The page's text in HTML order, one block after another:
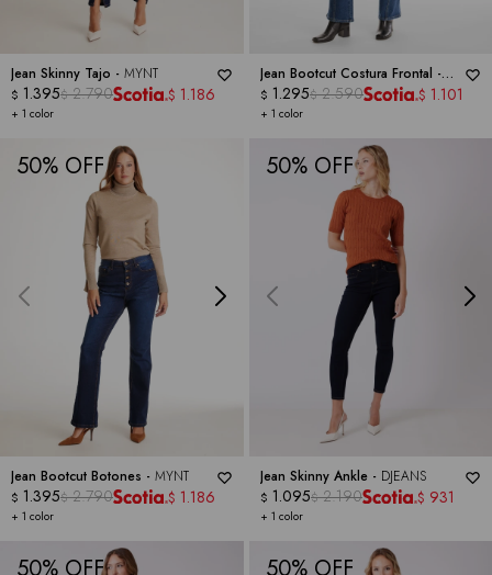
Jean Skinny Tajo - MYNT
+ 1 color
$ 1.395$ 2.790 $ 1.186
Jean Bootcut Costura Frontal -
ROYALTY COLLECTION
+ 1 color
$ 1.295$ 2.590 $ 1.101
50
Jean Bootcut Botones - MYNT
+ 1 color
$ 1.395$ 2.790 $ 1.186
50
Jean Skinny Ankle - DJEANS
+ 1 color
$ 1.095$ 2.190 $ 931
50 50